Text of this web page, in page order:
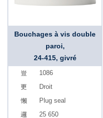
Bouchages à vis double
paroi,
24-415, givré
1086
Droit
Plug seal
25 650